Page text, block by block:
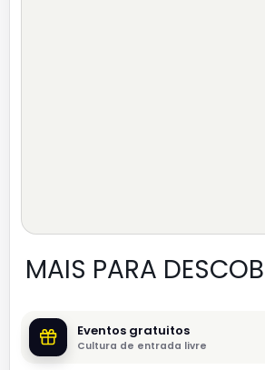
MAIS PARA
Eventos gratuitos
Cultura de entrada livre